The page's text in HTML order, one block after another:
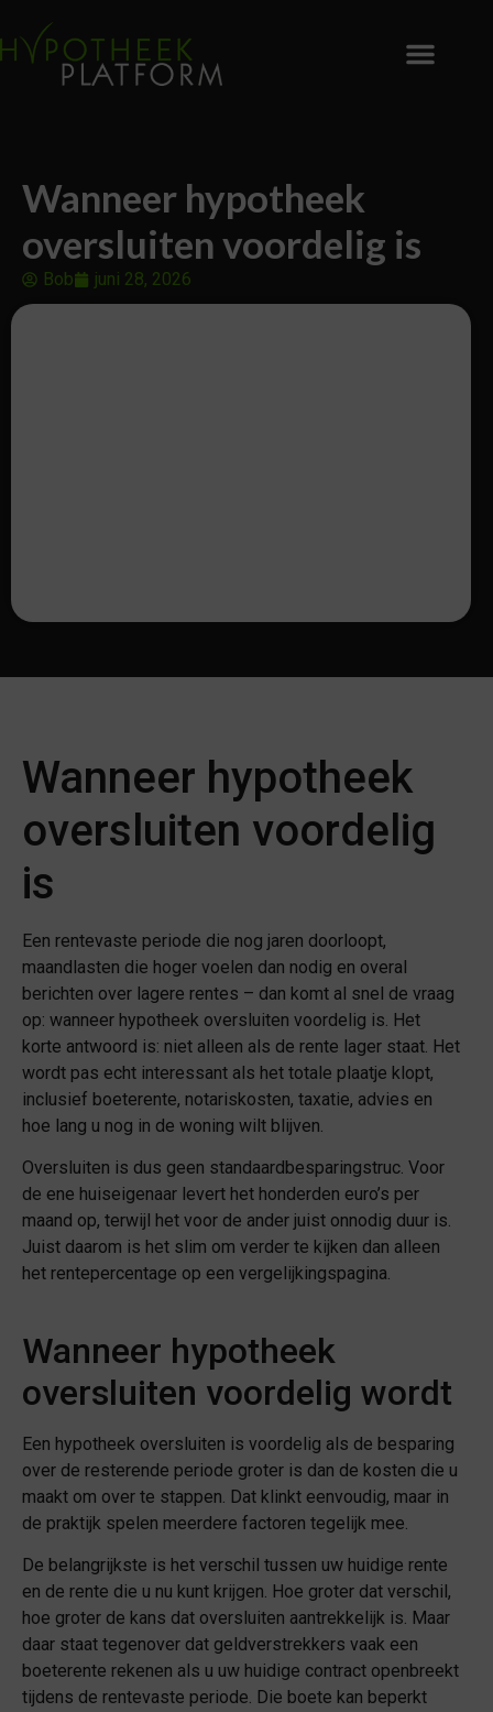
Wanneer hypotheek
oversluiten voordelig is
Bob juni 28, 2026
Wanneer hypotheek
oversluiten voordelig
is
Een rentevaste periode die nog jaren doorloopt,
maandlasten die hoger voelen dan nodig en overal
berichten over lagere rentes – dan komt al snel de vraag
op: wanneer hypotheek oversluiten voordelig is. Het
korte antwoord is: niet alleen als de rente lager staat. Het
wordt pas echt interessant als het totale plaatje klopt,
inclusief boeterente, notariskosten, taxatie, advies en
hoe lang u nog in de woning wilt blijven.
Oversluiten is dus geen standaardbesparingstruc. Voor
de ene huiseigenaar levert het honderden euro’s per
maand op, terwijl het voor de ander juist onnodig duur is.
Juist daarom is het slim om verder te kijken dan alleen
het rentepercentage op een vergelijkingspagina.
Wanneer hypotheek
oversluiten voordelig wordt
Een hypotheek oversluiten is voordelig als de besparing
over de resterende periode groter is dan de kosten die u
maakt om over te stappen. Dat klinkt eenvoudig, maar in
de praktijk spelen meerdere factoren tegelijk mee.
De belangrijkste is het verschil tussen uw huidige rente
en de rente die u nu kunt krijgen. Hoe groter dat verschil,
hoe groter de kans dat oversluiten aantrekkelijk is. Maar
daar staat tegenover dat geldverstrekkers vaak een
boeterente rekenen als u uw huidige contract openbreekt
tijdens de rentevaste periode. Die boete kan beperkt